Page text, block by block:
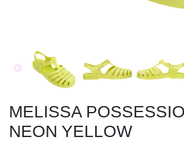
MELISSA
NEON YELLOW